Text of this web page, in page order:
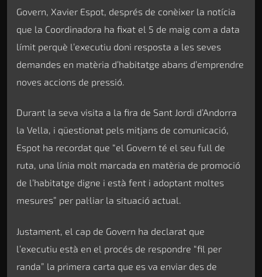
Govern, Xavier Espot, després de conèixer la notícia
que la Coordinadora ha fixat el 5 de maig com a data
límit perquè l’executiu doni resposta a les seves
demandes en matèria d’habitatge abans d’emprendre
noves accions de pressió.
Durant la seva visita a la fira de Sant Jordi d’Andorra
la Vella, i qüestionat pels mitjans de comunicació,
Espot ha recordat que “el Govern té el seu full de
ruta, una línia molt marcada en matèria de promoció
de l’habitatge digne i està fent i adoptant moltes
mesures” per pal·liar la situació actual.
Justament, el cap de Govern ha declarat que
l’executiu està en el procés de respondre “fil per
randa” la primera carta que es va enviar des de